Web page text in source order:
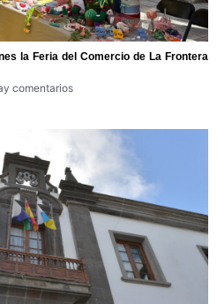
la Feria del Comercio de La Frontera
comentarios